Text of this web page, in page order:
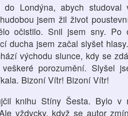
do Londýna, abych
jsem žil život
očistilo. Snil jsem sny. Po
ducha jsem začal slyšet
východu slunce, kdy se
porozumění. Slyšel
Bizoní Vítr! Bizoní Vítr!
knihu Stíny Šesta. Bylo v
vždycky, když se autor